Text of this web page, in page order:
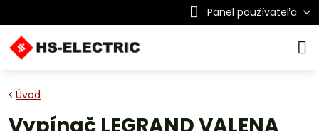
Panel používateľa
Úvod